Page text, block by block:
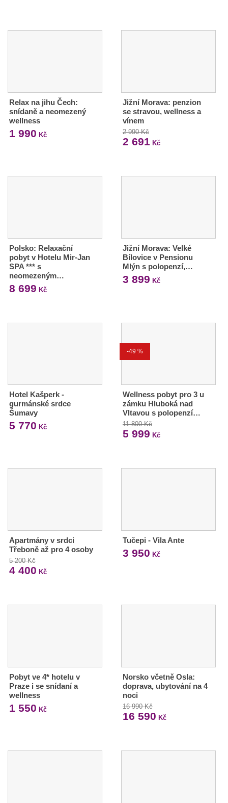
Relax na jihu Čech:
snídaně a neomezený
wellness
1 990 Kč
Jižní Morava: penzion
se stravou, wellness a
vínem
2 990 Kč
2 691 Kč
Polsko: Relaxační
pobyt v Hotelu Mir-Jan
SPA *** s
neomezeným…
8 699 Kč
Jižní Morava: Velké
Bílovice v Pensionu
Mlýn s polopenzí,…
3 899 Kč
Hotel Kašperk -
gurmánské srdce
Šumavy
5 770 Kč
-49 %
Wellness pobyt pro 3 u
zámku Hluboká nad
Vltavou s polopenzí…
11 800 Kč
5 999 Kč
Apartmány v srdci
Třeboně až pro 4 osoby
5 200 Kč
4 400 Kč
Tučepi - Vila Ante
3 950 Kč
Pobyt ve 4* hotelu v
Praze i se snídaní a
wellness
1 550 Kč
Norsko včetně Osla:
doprava, ubytování na 4
noci
16 990 Kč
16 590 Kč